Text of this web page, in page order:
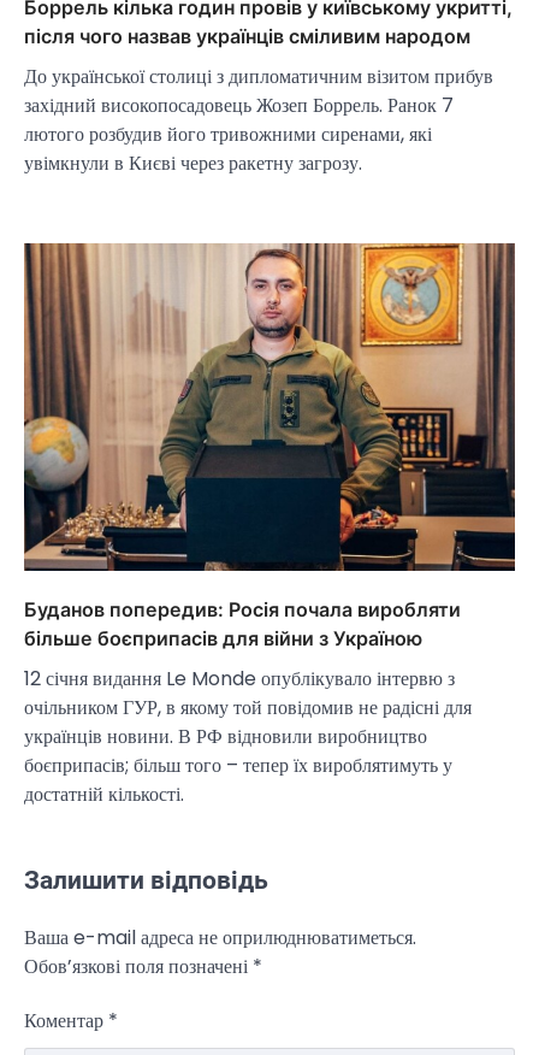
Боррель кілька годин провів у київському укритті,
після чого назвав українців сміливим народом
До української столиці з дипломатичним візитом прибув
західний високопосадовець Жозеп Боррель. Ранок 7
лютого розбудив його тривожними сиренами, які
увімкнули в Києві через ракетну загрозу.
Буданов попередив: Росія почала виробляти
більше боєприпасів для війни з Україною
12 січня видання Le Monde опублікувало інтервю з
очільником ГУР, в якому той повідомив не радісні для
українців новини. В РФ відновили виробництво
боєприпасів; більш того – тепер їх вироблятимуть у
достатній кількості.
Залишити відповідь
Ваша e-mail адреса не оприлюднюватиметься.
Обов’язкові поля позначені *
Коментар *
3
НОВИНИ
Зеленський заявив про готовність
України допомогти стабілізувати
Близький Схід
Президент України Володимир Зеленський
повідомив, що Київ готовий підтримати
на…
НОВИНИ